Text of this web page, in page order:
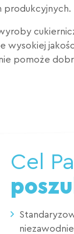
produkcyjnych.
wysokiej
pomoże
Cel